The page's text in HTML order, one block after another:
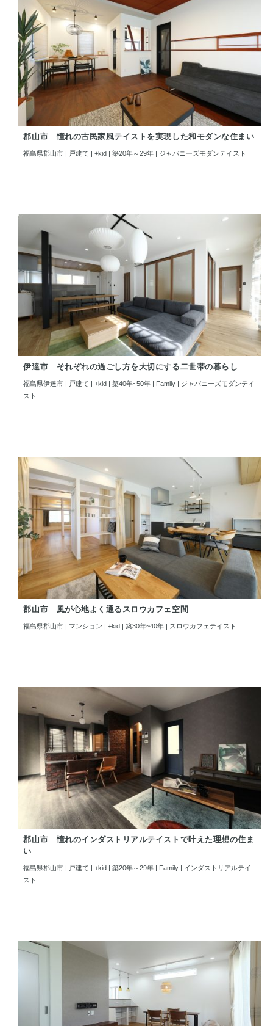
郡山市 憧れの古民家風テイストを実現した和モダンな住まい
福島県郡山市 | 戸建て | +kid | 築20年～29年 | ジャパニーズモダンテイスト
伊達市 それぞれの過ごし方を大切にする二世帯の暮らし
福島県伊達市 | 戸建て | +kid | 築40年~50年 | Family | ジャパニーズモダンテイ
スト
郡山市 風が心地よく通るスロウカフェ空間
福島県郡山市 | マンション | +kid | 築30年~40年 | スロウカフェテイスト
郡山市 憧れのインダストリアルテイストで叶えた理想の住ま
い
福島県郡山市 | 戸建て | +kid | 築20年～29年 | Family | インダストリアルテイ
スト